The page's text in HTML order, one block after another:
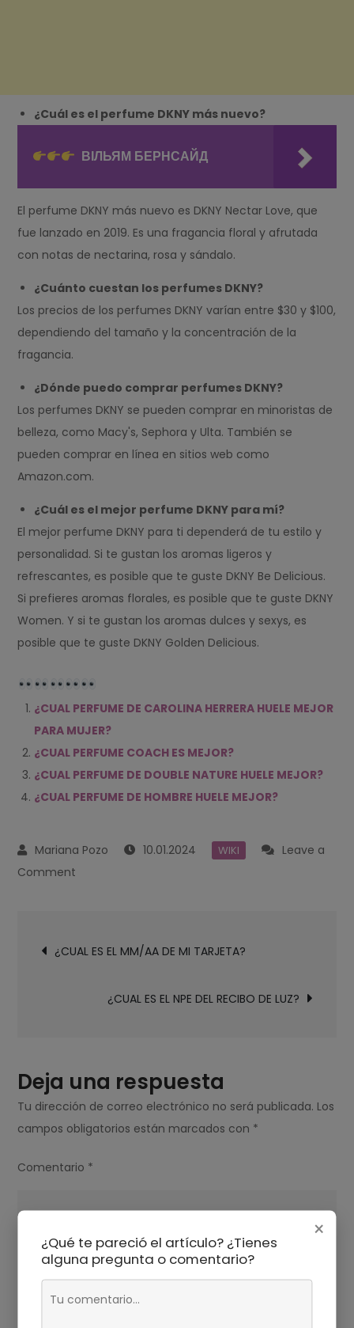
¿Cuál es el perfume DKNY más nuevo?
ВІЛЬЯМ БЕРНСАЙД
El perfume DKNY más nuevo es DKNY Nectar Love, que
fue lanzado en 2019. Es una fragancia floral y afrutada
con notas de nectarina, rosa y sándalo.
¿Cuánto cuestan los perfumes DKNY?
Los precios de los perfumes DKNY varían entre $30 y $100,
dependiendo del tamaño y la concentración de la
fragancia.
¿Dónde puedo comprar perfumes DKNY?
Los perfumes DKNY se pueden comprar en minoristas de
belleza, como Macy's, Sephora y Ulta. También se
pueden comprar en línea en sitios web como
Amazon.com.
¿Cuál es el mejor perfume DKNY para mí?
El mejor perfume DKNY para ti dependerá de tu estilo y
personalidad. Si te gustan los aromas ligeros y
refrescantes, es posible que te guste DKNY Be Delicious.
Si prefieres aromas florales, es posible que te guste DKNY
Women. Y si te gustan los aromas dulces y sexys, es
posible que te guste DKNY Golden Delicious.
¿CUAL PERFUME DE CAROLINA HERRERA HUELE MEJOR
PARA MUJER?
¿CUAL PERFUME COACH ES MEJOR?
¿CUAL PERFUME DE DOUBLE NATURE HUELE MEJOR?
¿CUAL PERFUME DE HOMBRE HUELE MEJOR?
10.01.2024 WIKI
Leave a
Comment
HUELE
Navegación
de¿CUAL ES EL MM/AA DE MI TARJETA?
¿CUAL ES EL NPE DEL RECIBO DE LUZ?
Deja una respuesta
Tu dirección de correo electrónico no será publicada. Los
campos obligatorios están marcados con *
Comentario *
×
¿Qué te pareció el artículo? ¿Tienes
alguna pregunta o comentario?